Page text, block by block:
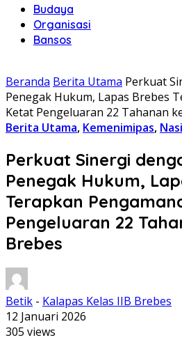
Budaya
Organisasi
Bansos
Beranda Berita Utama Perkuat
Penegak Hukum, Lapas Brebes
Ketat Pengeluaran 22 Tahanan
Berita Utama, Kemenimipas,
Perkuat Sinergi
Penegak Hukum,
Terapkan
Pengeluaran 22
Brebes
Betik - Kalapas Kelas IIB Brebes
12 Januari 2026
305 views